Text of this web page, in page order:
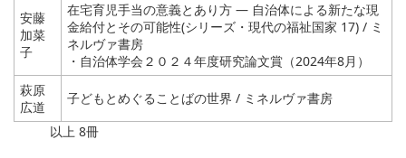
安藤
加菜
子
在宅育児手当の意義とあり方 — 自治体による新たな現
金給付とその可能性(シリーズ・現代の福祉国家 17) / ミ
ネルヴァ書房
・自治体学会２０２４年度研究論文賞（2024年8月）
萩原
広道
子どもとめぐることばの世界 / ミネルヴァ書房
以上 8冊